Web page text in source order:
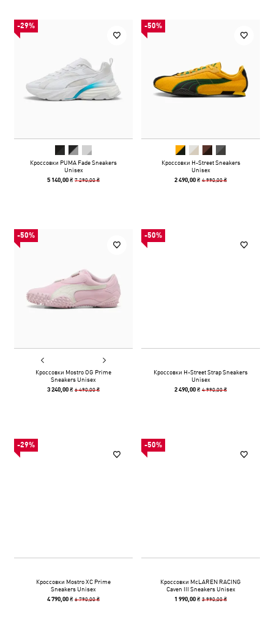
-29%
Кроссовки PUMA Fade Sneakers
Unisex
5 140,00 ₴7 290,00 ₴
-50%
Кроссовки H-Street Sneakers
Unisex
2 490,00 ₴4 990,00 ₴
-50%
Кроссовки Mostro OG Prime
Sneakers Unisex
3 240,00 ₴6 490,00 ₴
-50%
Кроссовки H-Street Strap Sneakers
Unisex
2 490,00 ₴4 990,00 ₴
-29%
Кроссовки Mostro XC Prime
Sneakers Unisex
4 790,00 ₴6 790,00 ₴
-50%
Кроссовки McLAREN RACING
Caven III Sneakers Unisex
1 990,00 ₴3 990,00 ₴